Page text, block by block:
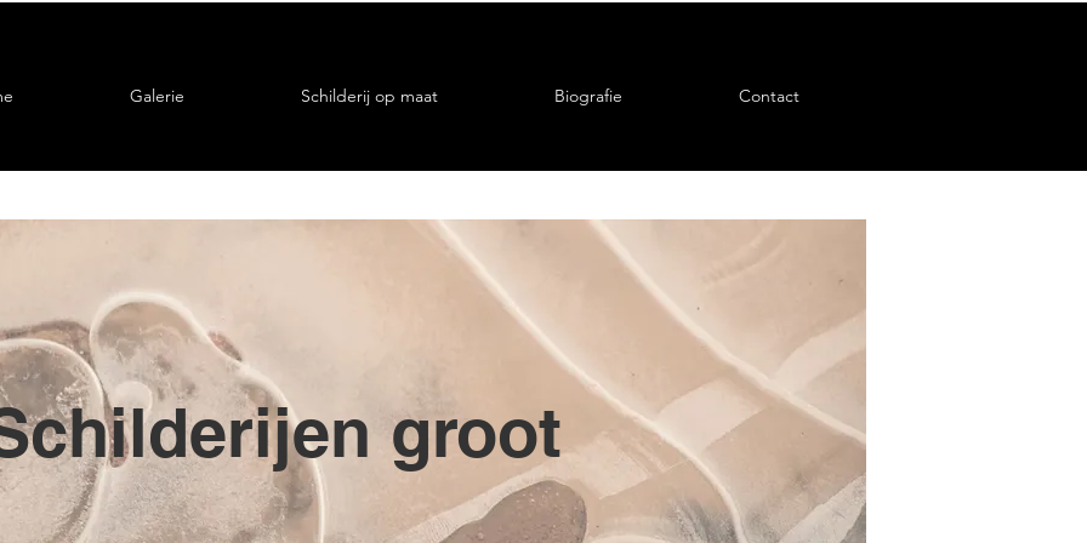
Galerie Schilderij op maat Biografie Contact
groot